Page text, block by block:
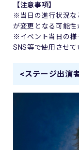
【注意事項】
※当日の進行状況な
が変更となる可能性
※イベント当日の様
SNS等で使用させて
<ステージ出演